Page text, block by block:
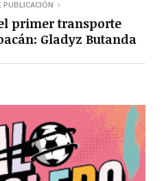
PUBLICACIÓN
primer transporte
Gladyz Butanda